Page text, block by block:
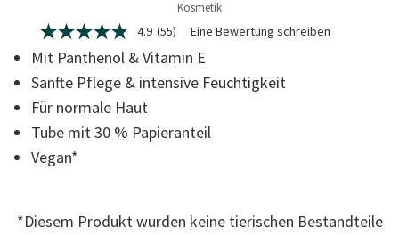
Kosmetik
3.3 von 5 Sternen
4.9
von
5
Sternen,
durchschnittlicher
Bewertungswert.
Read
55
Reviews.
Link
4.9 (55) Eine Bewertung schreiben
Mit Panthenol & Vitamin E
Sanfte Pflege & intensive Feuchtigkeit
Für normale Haut
Tube mit 30 % Papieranteil
Vegan*
*Diesem Produkt wurden keine tierischen Bestandteile